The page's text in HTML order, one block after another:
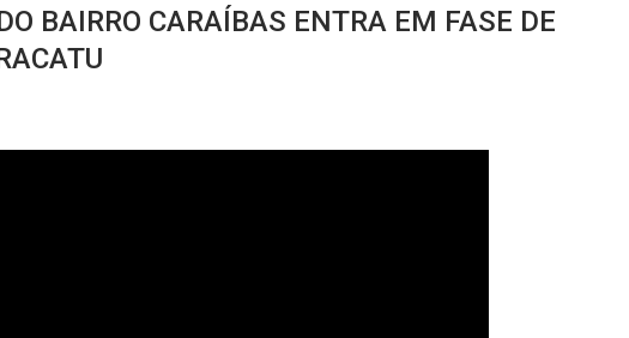
BAIRRO CARAÍBAS ENTRA EM FASE DE
Tocador de vídeo